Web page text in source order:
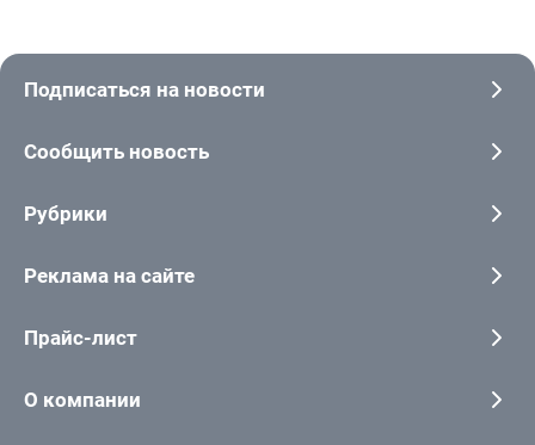
Подписаться на новости
Сообщить новость
Рубрики
Реклама на сайте
Прайс-лист
О компании